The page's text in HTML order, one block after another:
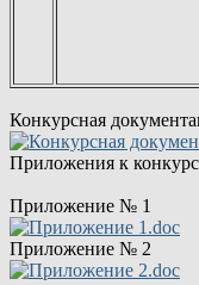
Конкурсная
Приложения к
Приложение № 1
Приложение № 2